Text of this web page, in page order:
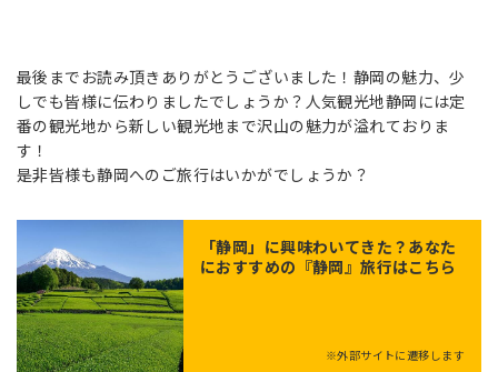
最後までお読み頂きありがとうございました！静岡の魅力、少
しでも皆様に伝わりましたでしょうか？人気観光地静岡には定
番の観光地から新しい観光地まで沢山の魅力が溢れておりま
す！
是非皆様も静岡へのご旅行はいかがでしょうか？
「静岡 」に興味わいてきた？あなた
におすすめの『静岡』旅行はこちら
※外部サイトに遷移します